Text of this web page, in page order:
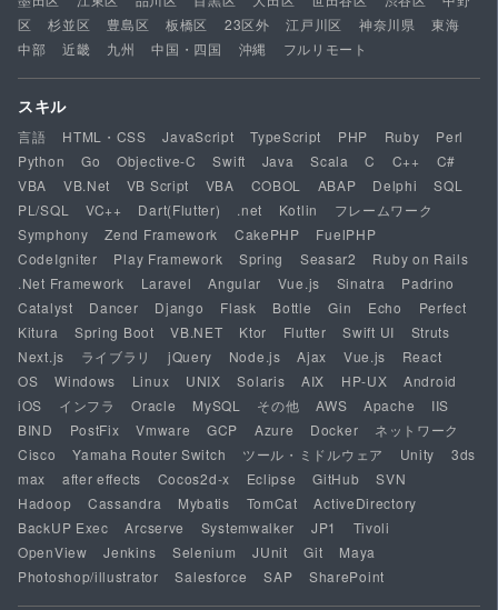
区
杉並区 豊島区 板橋区 23区外 江戸川区 神奈川県
東海
中部
近畿 九州 中国・四国 沖縄 フルリモート
スキル
言語 HTML・CSS JavaScript TypeScript PHP Ruby
Perl
Python
Go Objective-C Swift Java Scala C C++
C#
VBA
VB.Net VB Script VBA COBOL ABAP Delphi
SQL
PL/SQL
VC++ Dart(Flutter) .net Kotlin
フレームワーク
Symphony
Zend Framework CakePHP
FuelPHP
CodeIgniter
Play Framework Spring Seasar2
Ruby on Rails
.Net Framework
Laravel Angular Vue.js Sinatra
Padrino
Catalyst
Dancer Django Flask Bottle Gin Echo
Perfect
Kitura
Spring Boot VB.NET Ktor Flutter Swift UI
Struts
Next.js
ライブラリ jQuery Node.js Ajax Vue.js
React
OS
Windows Linux UNIX Solaris AIX HP-UX
Android
iOS
インフラ Oracle MySQL その他 AWS Apache
IIS
BIND
PostFix Vmware GCP Azure Docker
ネットワーク
Cisco
Yamaha Router Switch ツール・ミドルウェア Unity
3ds
max
after effects Cocos2d-x Eclipse GitHub
SVN
Hadoop
Cassandra Mybatis TomCat
ActiveDirectory
BackUP Exec
Arcserve Systemwalker JP1
Tivoli
OpenView
Jenkins Selenium JUnit Git
Maya
Photoshop/illustrator
Salesforce SAP SharePoint